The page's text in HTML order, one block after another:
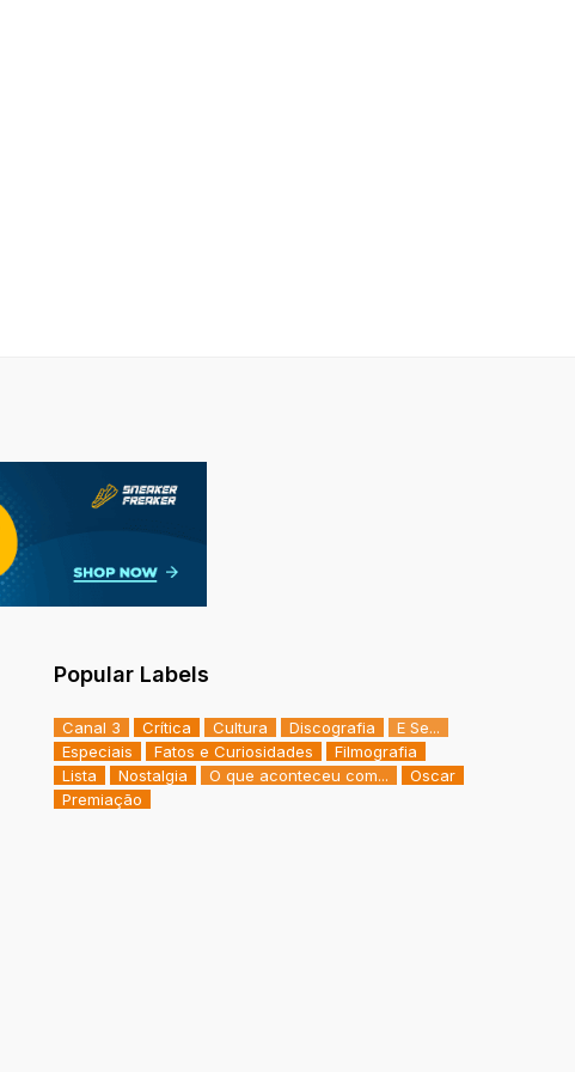
Popular Labels
Canal 3 Crítica Cultura Discografia
E Se...
Especiais
Fatos e Curiosidades
Filmografia
Lista
Nostalgia O que aconteceu com...
Oscar
Premiação